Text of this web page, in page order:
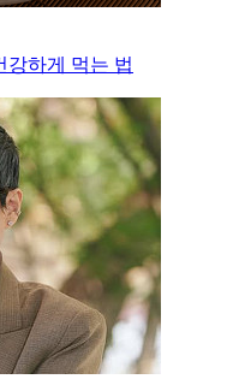
강하게 먹는 법